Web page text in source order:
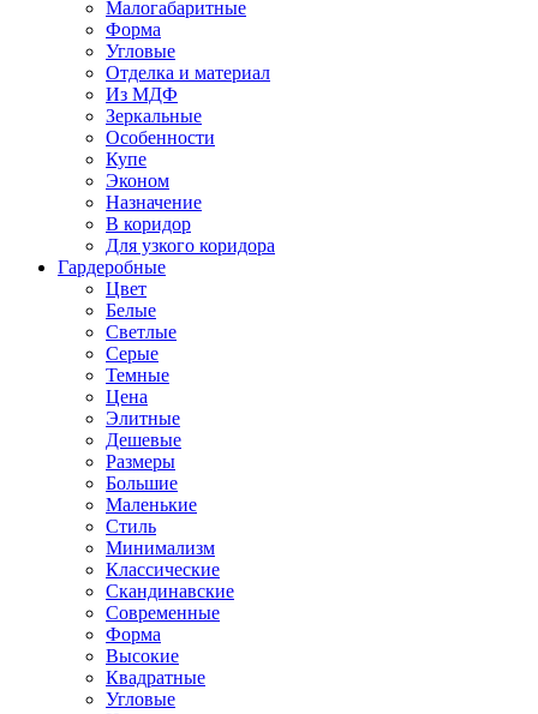
Малогабаритные
Форма
Угловые
Отделка и материал
Из МДФ
Зеркальные
Особенности
Купе
Эконом
Назначение
В коридор
Для узкого коридора
Гардеробные
Цвет
Белые
Светлые
Серые
Темные
Цена
Элитные
Дешевые
Размеры
Большие
Маленькие
Стиль
Минимализм
Классические
Скандинавские
Современные
Форма
Высокие
Квадратные
Угловые